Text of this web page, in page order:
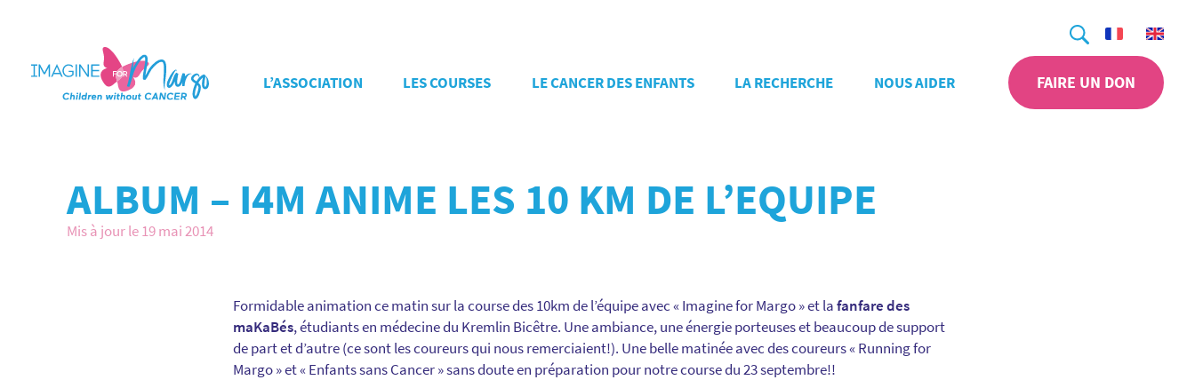
Recherche
L’ASSOCIATION LES COURSES LE CANCER DES ENFANTS LA RECHERCHE NOUS AIDER FAIRE UN DON
ALBUM – I4M ANIME LES 10 KM DE L’EQUIPE
Mis à jour le 19 mai 2014
Formidable animation ce matin sur la course des 10km de l’équipe avec « Imagine for Margo » et lafanfare des
maKaBés, étudiants en médecine du Kremlin Bicêtre. Une ambiance, une énergie porteuses et beaucoup de support
de part et d’autre (ce sont les coureurs qui nous remerciaient!). Une belle matinée avec des coureurs « Running for
Margo » et « Enfants sans Cancer » sans doute en préparation pour notre course du 23 septembre!!